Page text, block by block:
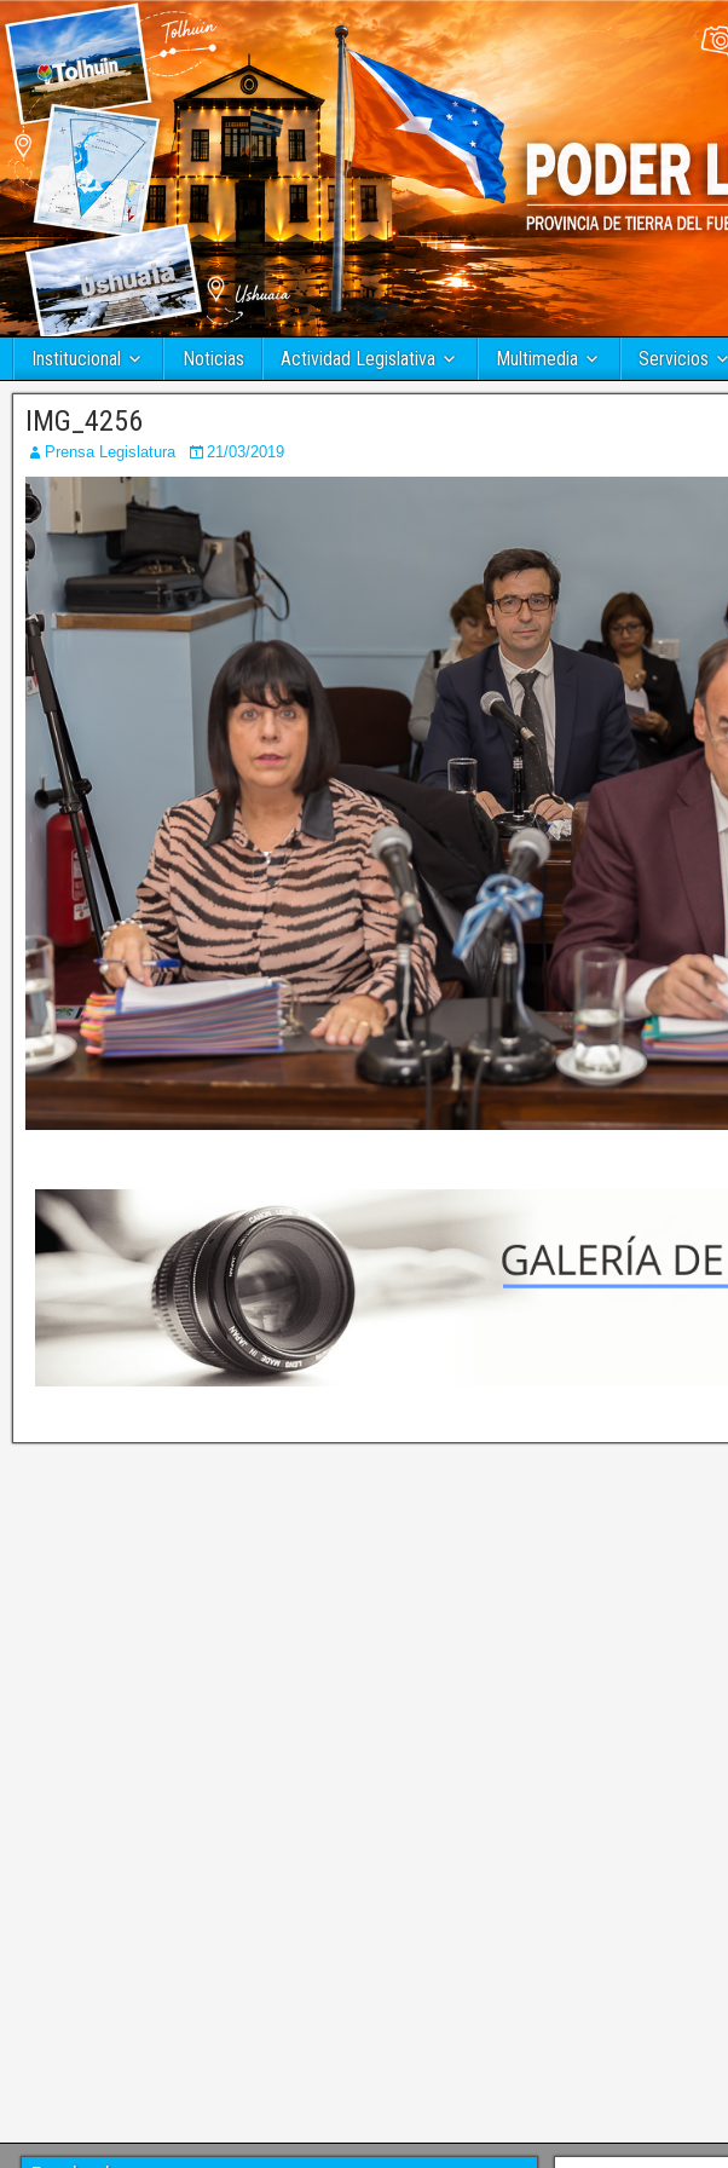
Institucional Noticias Actividad Legislativa Multimedia Servicios
IMG_4256
Prensa Legislatura 21/03/2019